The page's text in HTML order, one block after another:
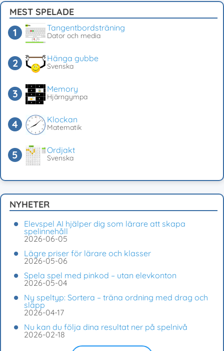
MEST SPELADE
Tangentbordsträning
Dator och media
Hänga gubbe
Svenska
Memory
Hjärngympa
Klockan
Matematik
Ordjakt
Svenska
NYHETER
Elevspel AI hjälper dig som lärare att skapa
spelinnehåll
2026-06-05
Lägre priser för lärare och klasser
2026-05-06
Spela spel med pinkod – utan elevkonton
2026-05-04
Ny speltyp: Sortera – träna ordning med drag och
släpp
2026-04-17
Nu kan du följa dina resultat ner på spelnivå
2026-02-18